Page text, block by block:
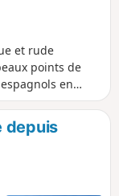
et rude
points de
en
cirque. Une
sent vite seul
depuis